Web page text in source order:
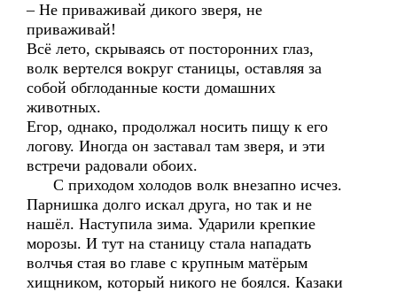
– Не приваживай дикого зверя, не
приваживай!
Всё лето, скрываясь от посторонних глаз,
волк вертелся вокруг станицы, оставляя за
собой обглоданные кости домашних
животных.
Егор, однако, продолжал носить пищу к его
логову. Иногда он заставал там зверя, и эти
встречи радовали обоих.
С приходом холодов волк внезапно исчез.
Парнишка долго искал друга, но так и не
нашёл. Наступила зима. Ударили крепкие
морозы. И тут на станицу стала нападать
волчья стая во главе с крупным матёрым
хищником, который никого не боялся. Казаки